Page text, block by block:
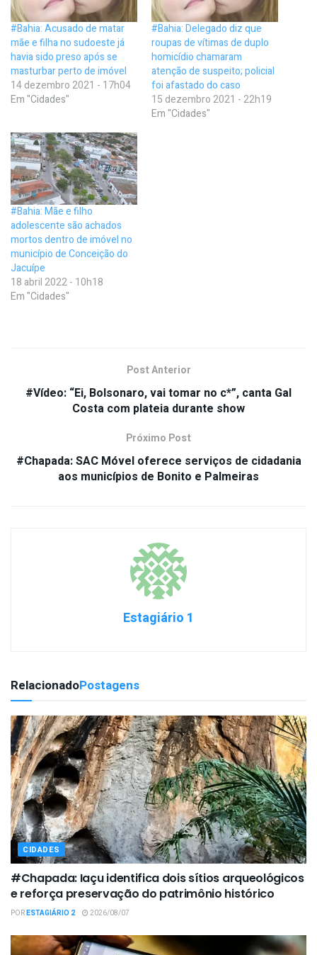
#Bahia: Acusado de matar
mãe e filha no sudoeste já
havia sido preso após se
masturbar perto de imóvel
14 dezembro 2021 - 17h04
Em "Cidades"
#Bahia: Delegado diz que
roupas de vítimas de duplo
homicídio chamaram
atenção de suspeito; policial
foi afastado do caso
15 dezembro 2021 - 22h19
Em "Cidades"
#Bahia: Mãe e filho
adolescente são achados
mortos dentro de imóvel no
município de Conceição do
Jacuípe
18 abril 2022 - 10h18
Em "Cidades"
Post Anterior
#Vídeo: “Ei, Bolsonaro, vai tomar no c*”, canta Gal
Costa com plateia durante show
Próximo Post
#Chapada: SAC Móvel oferece serviços de cidadania
aos municípios de Bonito e Palmeiras
Estagiário 1
RelacionadoPostagens
CIDADES
#Chapada: Iaçu identifica dois sítios arqueológicos
e reforça preservação do patrimônio histórico
PORESTAGIÁRIO 2 2026/08/07